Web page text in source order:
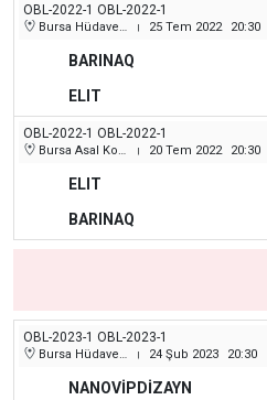
OBL-2022-1 OBL-2022-1
Bursa Hüdavendigar (Dikkaldırım) Kapalı Spor Salonu | 25 Tem 2022 20:30
BARINAQ
ELIT
OBL-2022-1 OBL-2022-1
Bursa Asal Koleji Spor Salonu | 20 Tem 2022 20:30
ELIT
BARINAQ
OBL-2023-1 OBL-2023-1
Bursa Hüdavendigar (Dikkaldırım) Kapalı Spor Salonu | 24 Şub 2023 20:30
NANOVİPDİZAYN